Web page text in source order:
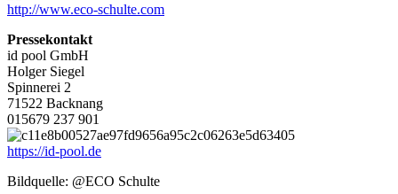
http://www.eco-schulte.com
Pressekontakt
id pool GmbH
Holger Siegel
Spinnerei 2
71522 Backnang
015679 237 901
https://id-pool.de
Bildquelle: @ECO Schulte